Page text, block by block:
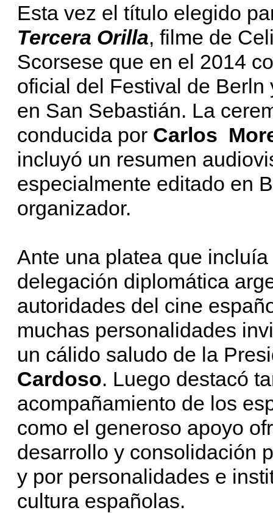
Esta vez el título elegido
Tercera Orilla, filme de
Scorsese que en el 2014
oficial del Festival de
en San Sebastián. La
conducida por Carlos
incluyó un resumen
especialmente editado en
organizador.
Ante una platea que
delegación diplomática
autoridades del cine
muchas personalidades
un cálido saludo de la
Cardoso. Luego destacó
acompañamiento de los
como el generoso apoyo
desarrollo y consolidación
y por personalidades e
cultura españolas.